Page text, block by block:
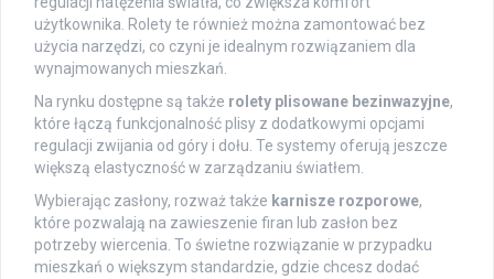
użytkownika. Rolety te również można zamontować bez
użycia narzędzi, co czyni je idealnym rozwiązaniem dla
wynajmowanych mieszkań.
Na rynku dostępne są także rolety plisowane bezinwazyjne,
które łączą funkcjonalność plisy z dodatkowymi opcjami
regulacji zwijania od góry i dołu. Te systemy oferują jeszcze
większą elastyczność w zarządzaniu światłem.
Wybierając zasłony, rozważ także karnisze rozporowe,
które pozwalają na zawieszenie firan lub zasłon bez
potrzeby wiercenia. To świetne rozwiązanie w przypadku
mieszkań o większym standardzie, gdzie chcesz dodać